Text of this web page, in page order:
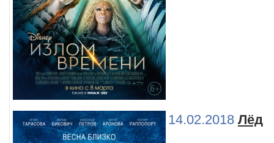
14.02.2018 Лёд